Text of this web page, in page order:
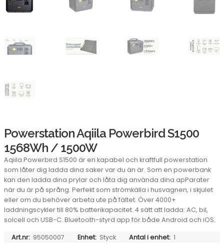
Powerstation Aqiila Powerbird S1500
1568Wh / 1500W
Aqiila Powerbird S1500 är en kapabel och kraftfull powerstation
som låter dig ladda dina saker var du än är. Som en powerbank
kan den ladda dina prylar och låta dig använda dina apParater
när du är på språng. Perfekt som strömkälla i husvagnen, i skjulet
eller om du behöver arbeta ute på fältet. Över 4000+
laddningscykler till 80% batterikapacitet. 4 sätt att ladda: AC, bil,
solcell och USB-C. Bluetooth-styrd app för både Android och iOS.
Art.nr: 95050007 Enhet: Styck Antal i enhet: 1